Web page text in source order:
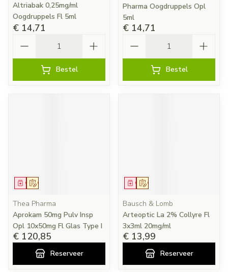
Altriabak 0,25mg/ml
Oogdruppels Fl 5ml
€ 14,71
Bestel
Pharma Oogdruppels Opl
5ml
€ 14,71
Bestel
Op voorschrift
Geneesmiddel
Thea Pharma
Aprokam 50mg Pulv Insp
Opl 10x50mg Fl Glas Type I
€ 120,85
Reserveer
Op voorschrift
Geneesmiddel
Bausch & Lomb
Arteoptic La 2% Collyre Fl
3x3ml 20mg/ml
€ 13,99
Reserveer